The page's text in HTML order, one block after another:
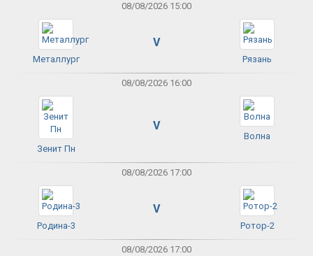
08/08/2026 15:00
Металлург
V
Рязань
08/08/2026 16:00
Зенит Пн
V
Волна
08/08/2026 17:00
Родина-3
V
Ротор-2
08/08/2026 17:00